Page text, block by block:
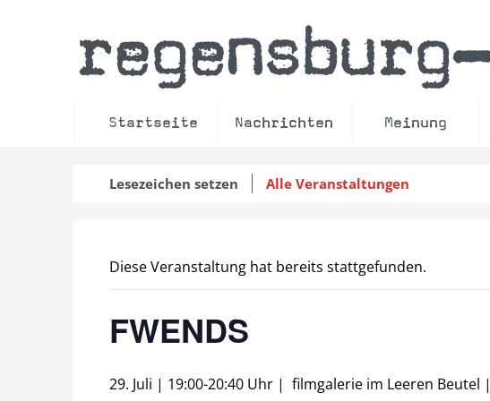
regensburg–
Startseite Nachrichten Meinung
Lesezeichen setzen Alle Veranstaltungen
Diese Veranstaltung hat bereits stattgefunden.
FWENDS
29. Juli | 19:00-20:40 Uhr | filmgalerie im Leeren Beutel |